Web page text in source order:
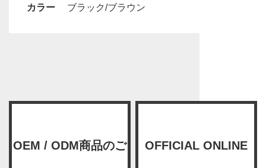
カラー ブラック/ブラウン
OEM / ODM商品のご OFFICIAL ONLINE